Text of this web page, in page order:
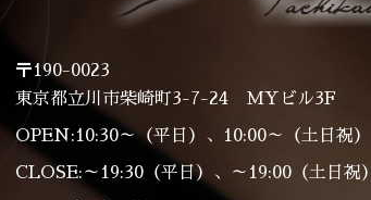
〒190-0023
東京都立川市柴崎町3-7-24 MYビル3F
OPEN:10:30～（平日）、10:00～（土日祝）
CLOSE:～19:30（平日）、～19:00（土日祝）